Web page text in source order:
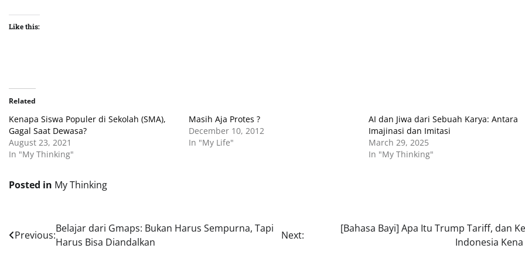
Like this:
Related
Kenapa Siswa Populer di Sekolah (SMA),
Gagal Saat Dewasa?
August 23, 2021
In "My Thinking"
Masih Aja Protes ?
December 10, 2012
In "My Life"
AI dan Jiwa dari Sebuah Karya: Antara
Imajinasi dan Imitasi
March 29, 2025
In "My Thinking"
Posted in My Thinking
Post
navigation
Previous:
Belajar dari Gmaps: Bukan Harus Sempurna, Tapi
Harus Bisa Diandalkan
Next:
[Bahasa Bayi] Apa Itu Trump Tariff, dan
Indonesia Kena